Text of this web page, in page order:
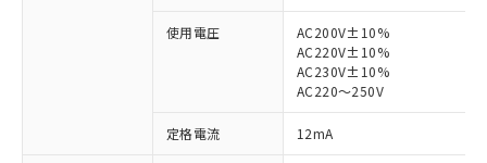
使用電圧
AC200V±10%
AC220V±10%
AC230V±10%
AC220～250V
定格電流 12mA
対応済み：EU RoHS指令（10物質）の
非含有に対応した製品が提供可能な商品で